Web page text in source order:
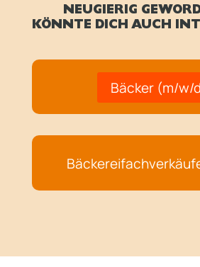
NEUGIERIG
KÖNNTE DICH AUCH
Bäcker (m/w/